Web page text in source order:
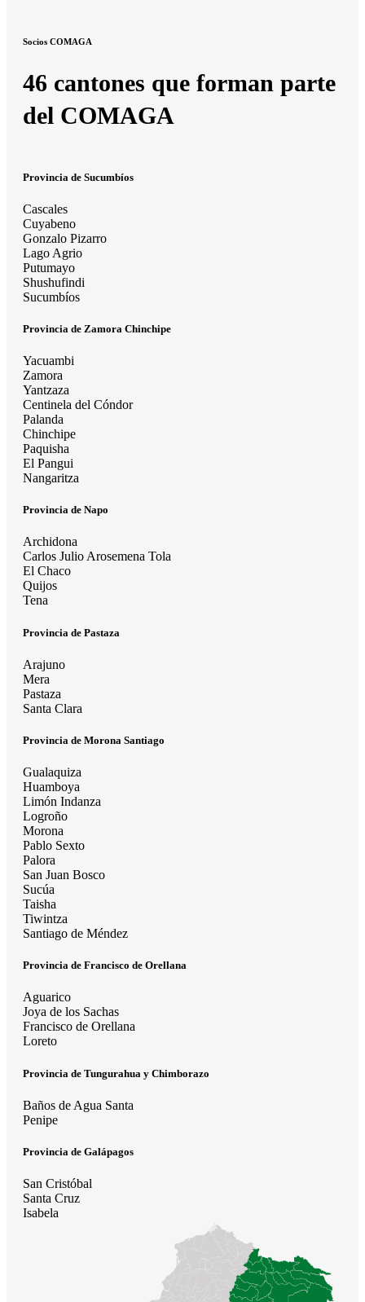
Socios COMAGA
46 cantones que forman parte
del COMAGA
Provincia de Sucumbíos
Cascales
Cuyabeno
Gonzalo Pizarro
Lago Agrio
Putumayo
Shushufindi
Sucumbíos
Provincia de Zamora Chinchipe
Yacuambi
Zamora
Yantzaza
Centinela del Cóndor
Palanda
Chinchipe
Paquisha
El Pangui
Nangaritza
Provincia de Napo
Archidona
Carlos Julio Arosemena Tola
El Chaco
Quijos
Tena
Provincia de Pastaza
Arajuno
Mera
Pastaza
Santa Clara
Provincia de Morona Santiago
Gualaquiza
Huamboya
Limón Indanza
Logroño
Morona
Pablo Sexto
Palora
San Juan Bosco
Sucúa
Taisha
Tiwintza
Santiago de Méndez
Provincia de Francisco de Orellana
Aguarico
Joya de los Sachas
Francisco de Orellana
Loreto
Provincia de Tungurahua y Chimborazo
Baños de Agua Santa
Penipe
Provincia de Galápagos
San Cristóbal
Santa Cruz
Isabela